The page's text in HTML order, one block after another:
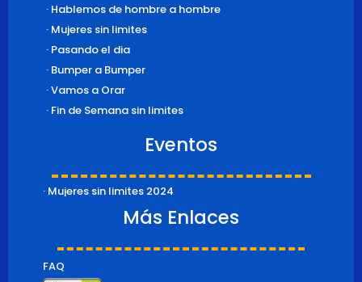
· Hablemos de hombre a hombre
· Mujeres sin limites
· Pasando el dia
· Bumper a Bumper
· Vamos a Orar
· Fin de Semana sin limites
Eventos
· Mujeres sin limites 2024
Más Enlaces
FAQ